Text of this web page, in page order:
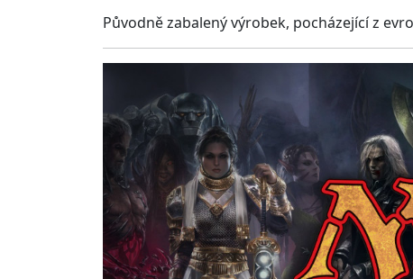
Původně zabalený výrobek, pocházející z